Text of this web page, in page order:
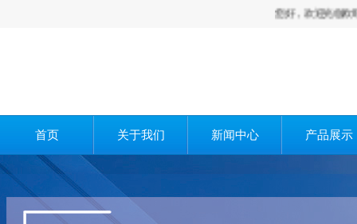
您好，欢迎光临欧旺科技
首页 关于我们 新闻中心 产品展示